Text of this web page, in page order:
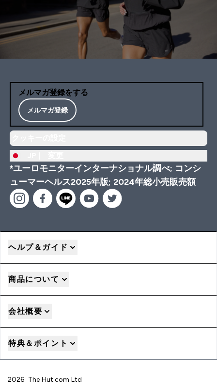
メルマガ登録をする
メルマガ登録
*ユーロモニターインターナショナル調べ; コンシ
ューマーヘルス2025年版; 2024年総小売販売額
ヘルプ＆ガイド
商品について
会社概要
特典＆ポイント
2026 The Hut.com Ltd